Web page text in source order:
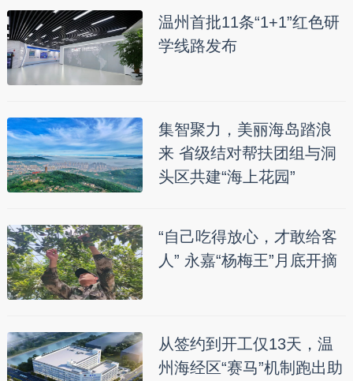
温州首批11条“1+1”红色研
学线路发布
集智聚力，美丽海岛踏浪
来 省级结对帮扶团组与洞
头区共建“海上花园”
“自己吃得放心，才敢给客
人” 永嘉“杨梅王”月底开摘
从签约到开工仅13天，温
州海经区“赛马”机制跑出助